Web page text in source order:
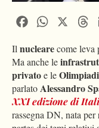
FacebookWhatsApp
Ilnuclearecome leva
Ma anche le
privatoe leOlimpiadi
parlatoAlessandro
XXI edizione di
rassegna DN, nata